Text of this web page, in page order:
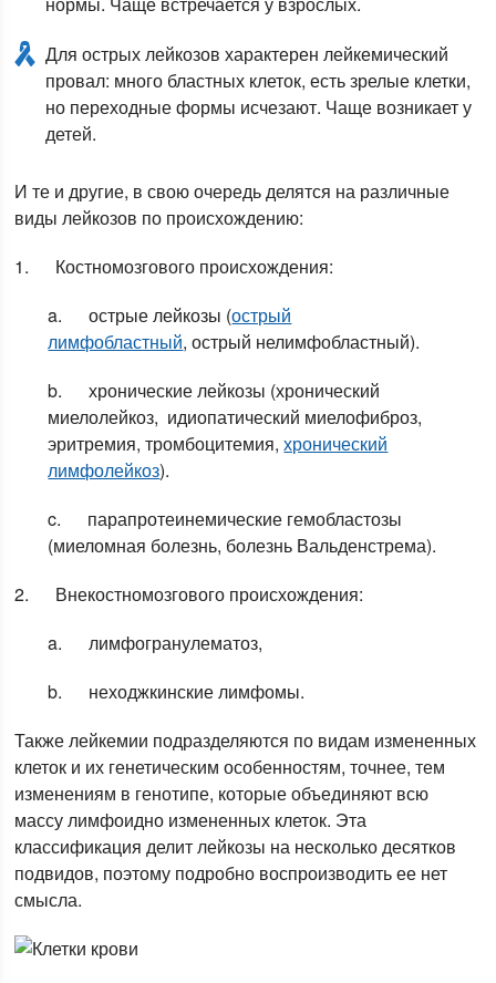
Для острых лейкозов характерен лейкемический
провал: много бластных клеток, есть зрелые клетки,
но переходные формы исчезают. Чаще возникает у
детей.
И те и другие, в свою очередь делятся на различные
виды лейкозов по происхождению:
1. Костномозгового происхождения:
a. острые лейкозы (острый
лимфобластный, острый нелимфобластный).
b. хронические лейкозы (хронический
миелолейкоз, идиопатический миелофиброз,
эритремия, тромбоцитемия,хронический
лимфолейкоз).
c. парапротеинемические гемобластозы
(миеломная болезнь, болезнь Вальденстрема).
2. Внекостномозгового происхождения:
a. лимфогранулематоз,
b. неходжкинские лимфомы.
Также лейкемии подразделяются по видам измененных
клеток и их генетическим особенностям, точнее, тем
изменениям в генотипе, которые объединяют всю
массу лимфоидно измененных клеток. Эта
классификация делит лейкозы на несколько десятков
подвидов, поэтому подробно воспроизводить ее нет
смысла.